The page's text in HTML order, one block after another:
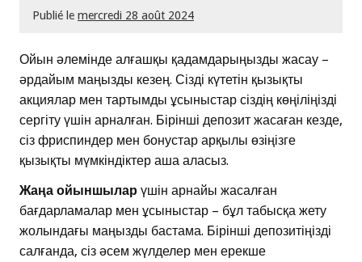
Publié le mercredi 28 août 2024
Ойын әлемінде алғашқы қадамдарыңызды жасау –
әрдайым маңызды кезең. Сізді күтетін қызықты
акциялар мен тартымды ұсыныстар сіздің көңіліңізді
сергіту үшін арналған. Бірінші депозит жасаған кезде,
сіз фриспиндер мен бонустар арқылы өзіңізге
қызықты мүмкіндіктер аша аласыз.
Жаңа ойыншылар үшін арнайы жасалған
бағдарламалар мен ұсыныстар – бұл табысқа жету
жолындағы маңызды бастама. Бірінші депозитіңізді
салғанда, сіз әсем жүлделер мен ерекше